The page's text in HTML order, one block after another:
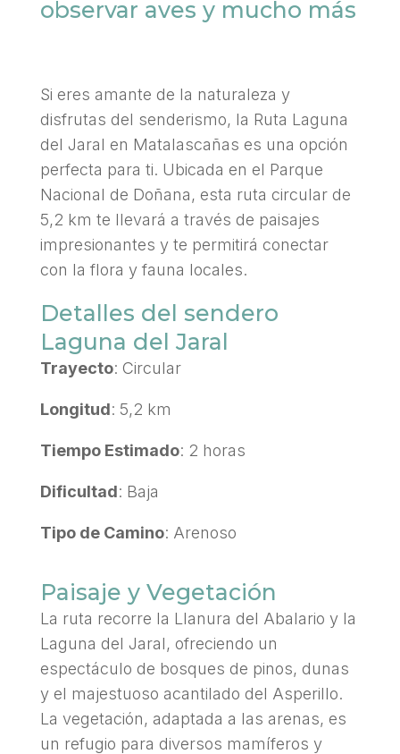
observar aves y mucho más
Si eres amante de la naturaleza y
disfrutas del senderismo, la Ruta Laguna
del Jaral en Matalascañas es una opción
perfecta para ti. Ubicada en el Parque
Nacional de Doñana, esta ruta circular de
5,2 km te llevará a través de paisajes
impresionantes y te permitirá conectar
con la flora y fauna locales.
Detalles del sendero
Laguna del Jaral
Trayecto: Circular
Longitud: 5,2 km
Tiempo Estimado: 2 horas
Dificultad: Baja
Tipo de Camino: Arenoso
Paisaje y Vegetación
La ruta recorre la Llanura del Abalario y la
Laguna del Jaral, ofreciendo un
espectáculo de bosques de pinos, dunas
y el majestuoso acantilado del Asperillo.
La vegetación, adaptada a las arenas, es
un refugio para diversos mamíferos y